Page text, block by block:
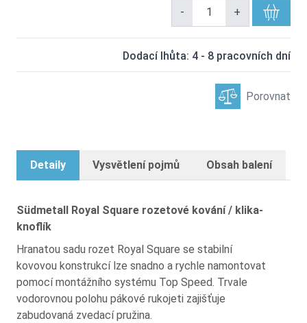
- +
Dodací lhůta: 4 - 8 pracovních dní
Porovnat
Detaily Vysvětlení pojmů Obsah balení
Südmetall Royal Square rozetové kování / klika-
knoflík
Hranatou sadu rozet Royal Square se stabilní
kovovou konstrukcí lze snadno a rychle namontovat
pomocí montážního systému Top Speed. Trvale
vodorovnou polohu pákové rukojeti zajišťuje
zabudovaná zvedací pružina.